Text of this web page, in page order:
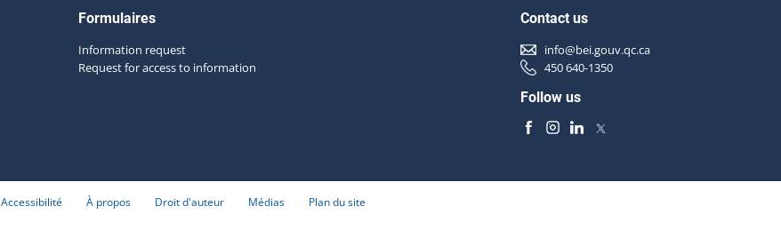
Formulaires
Information request
Request for access to information
Contact us
info@bei.gouv.qc.ca
450 640-1350
Follow us
Accessibilité À propos Droit d'auteur Médias Plan du site